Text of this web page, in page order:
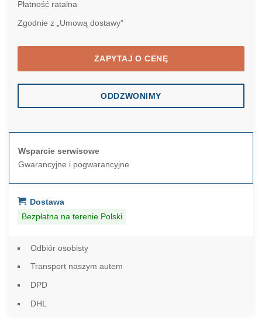
Płatność ratalna
Zgodnie z „Umową dostawy”
ZAPYTAJ O CENĘ
ODDZWONIMY
Wsparcie serwisowe
Gwarancyjne i pogwarancyjne
Dostawa
Bezpłatna na terenie Polski
Odbiór osobisty
Transport naszym autem
DPD
DHL